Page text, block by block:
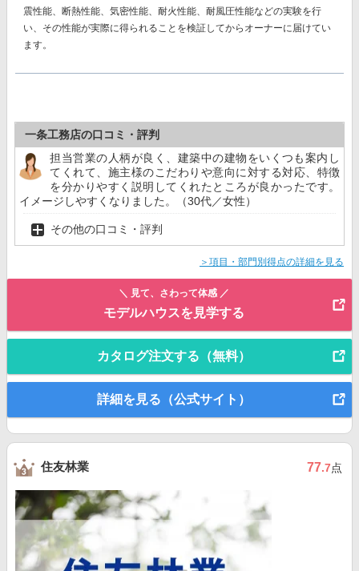
震性能、断熱性能、気密性能、耐火性能、耐風圧性能などの実験を行
い、その性能が実際に得られることを検証してからオーナーに届けてい
ます。
一条工務店の口コミ・評判
担当営業の人柄が良く、建築中の建物をいくつも案内し
てくれて、施主様のこだわりや意向に対する対応、特徴
を分かりやすく説明してくれたところが良かったです。
イメージしやすくなりました。（30代／女性）
その他の口コミ・評判
＞項目・部門別得点の詳細を見る
＼ 見て、さわって体感 ／
モデルハウスを見学する
カタログ注文する（無料）
詳細を見る（公式サイト）
住友林業 77.7点